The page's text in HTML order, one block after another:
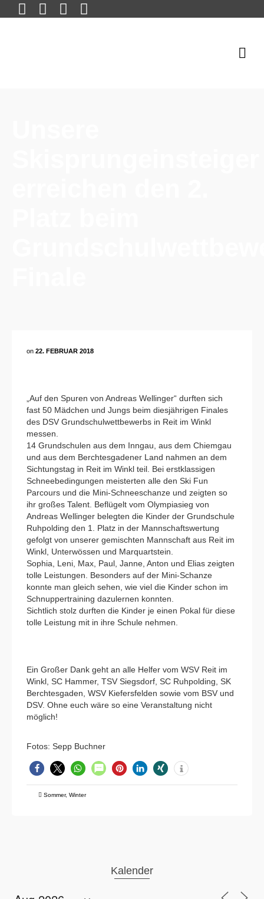
on 22. FEBRUAR 2018
„Auf den Spuren von Andreas Wellinger“ durften sich
fast 50 Mädchen und Jungs beim diesjährigen Finales
des DSV Grundschulwettbewerbs in Reit im Winkl
messen.
14 Grundschulen aus dem Inngau, aus dem Chiemgau
und aus dem Berchtesgadener Land nahmen an dem
Sichtungstag in Reit im Winkl teil. Bei erstklassigen
Schneebedingungen meisterten alle den Ski Fun
Parcours und die Mini-Schneeschanze und zeigten so
ihr großes Talent. Beflügelt vom Olympiasieg von
Andreas Wellinger belegten die Kinder der Grundschule
Ruhpolding den 1. Platz in der Mannschaftswertung
gefolgt von unserer gemischten Mannschaft aus Reit im
Winkl, Unterwössen und Marquartstein.
Sophia, Leni, Max, Paul, Janne, Anton und Elias zeigten
tolle Leistungen. Besonders auf der Mini-Schanze
konnte man gleich sehen, wie viel die Kinder schon im
Schnuppertraining dazulernen konnten.
Sichtlich stolz durften die Kinder je einen Pokal für diese
tolle Leistung mit in ihre Schule nehmen.
Ein Großer Dank geht an alle Helfer vom WSV Reit im
Winkl, SC Hammer, TSV Siegsdorf, SC Ruhpolding, SK
Berchtesgaden, WSV Kiefersfelden sowie vom BSV und
DSV. Ohne euch wäre so eine Veranstaltung nicht
möglich!
Fotos: Sepp Buchner
Sommer, Winter
Kalender